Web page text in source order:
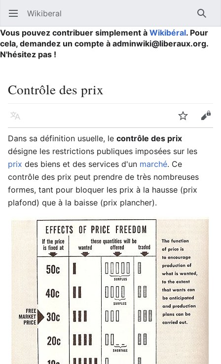
Ouvrir le menu principal Wikiberal
Vous pouvez contribuer simplement à Wikibéral. Pour
cela, demandez un compte à adminwiki@liberaux.org.
N'hésitez pas !
Contrôle des prix
Langue Suivre
Dans sa définition usuelle, le contrôle des prix
désigne les restrictions publiques imposées sur les
prix des biens et des services d'un marché. Ce
contrôle des prix peut prendre de très nombreuses
formes, tant pour bloquer les prix à la hausse (prix
plafond) que à la baisse (prix plancher).